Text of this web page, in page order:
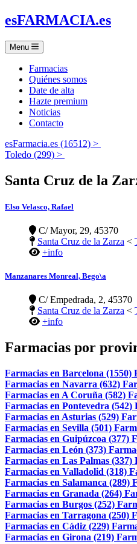
esFARMACIA.es
Menu
Farmacias
Quiénes somos
Date de alta
Hazte premium
Noticias
Contacto
esFarmacia.es (16512) >
Toledo (299) >
Santa Cruz de la
Elso Velasco, Rafael
C/ Mayor, 29, 45370
Santa Cruz de la Zarza <
+info
Manzanares Monreal, Bego\a
C/ Empedrada, 2, 45370
Santa Cruz de la Zarza <
+info
Farmacias por
Farmacias en Barcelona (1550)
Farmacias en Navarra (632)
Farmacias en A Coruña (582)
Farmacias en Pontevedra (542)
Farmacias en Asturias (529)
Farmacias en Sevilla (501)
Farmacias en Guipúzcoa (377)
Farmacias en León (373)
Farmacias en Las Palmas (337)
Farmacias en Valladolid (318)
Farmacias en Salamanca (289)
Farmacias en Granada (264)
Farmacias en Burgos (252)
Farmacias en Tarragona (250)
Farmacias en Cádiz (229)
Farmacias en Girona (219)